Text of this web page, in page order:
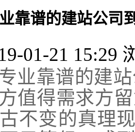
靠谱的建站公司
01-21 15:29
业靠谱的建
值得需求方
不变的真理